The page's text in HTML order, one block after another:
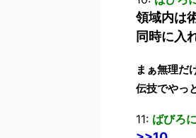
領域内は
同時に入
まぁ無理だ
伝技でやっ
11: ばびろ